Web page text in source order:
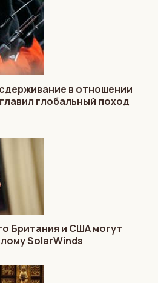
в отношении
глобальный поход
Британия и США могут
SolarWinds